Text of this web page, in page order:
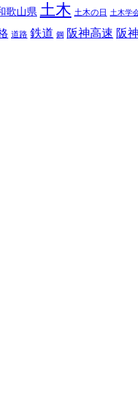
歌山県 土木 土木の日 土木学
道路 鉄道 鋼 阪神高速 阪